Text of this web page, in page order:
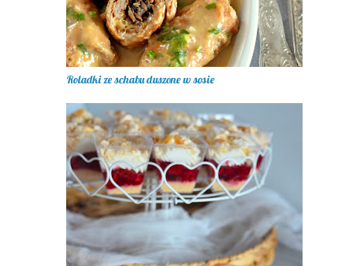
Roladki ze schabu duszone w sosie